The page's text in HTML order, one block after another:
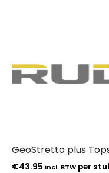
GeoStretto plus
€43.95 incl. BTW per